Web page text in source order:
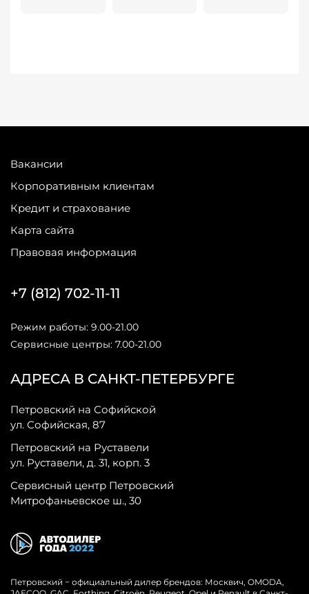
Вакансии
Корпоративным клиентам
Кредит и страхование
Карта сайта
Правовая информация
АДРЕСА В САНКТ-ПЕТЕРБУРГЕ
Петровский на Софийской
ул. Софийская, 87
Петровский на Руставели
ул. Руставели, д. 31, корп. 3
Сервисный центр Петровский
Митрофаньевское ш., 30
+7 (812) 702-11-11
Режим работы: 9.00-21.00
Сервисные центры: 7.00-21.00
Петровский − официальный дилер брендов: Москвич, OMODA,